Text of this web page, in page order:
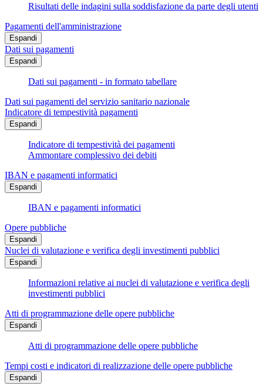
Risultati delle indagini sulla soddisfazione da parte degli utenti
Pagamenti dell'amministrazione
Espandi
Dati sui pagamenti
Espandi
Dati sui pagamenti - in formato tabellare
Dati sui pagamenti del servizio sanitario nazionale
Indicatore di tempestività pagamenti
Espandi
Indicatore di tempestività dei pagamenti
Ammontare complessivo dei debiti
IBAN e pagamenti informatici
Espandi
IBAN e pagamenti informatici
Opere pubbliche
Espandi
Nuclei di valutazione e verifica degli investimenti pubblici
Espandi
Informazioni relative ai nuclei di valutazione e verifica degli
investimenti pubblici
Atti di programmazione delle opere pubbliche
Espandi
Atti di programmazione delle opere pubbliche
Tempi costi e indicatori di realizzazione delle opere pubbliche
Espandi